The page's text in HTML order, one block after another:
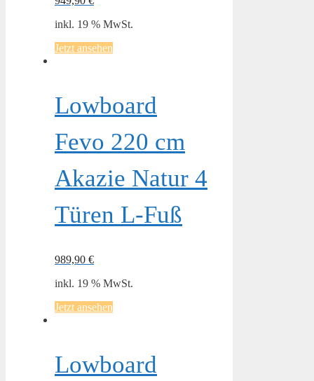
inkl. 19 % MwSt.
Jetzt ansehen
Lowboard
Fevo 220 cm
Akazie Natur 4
Türen L-Fuß
989,90 €
inkl. 19 % MwSt.
Jetzt ansehen
Lowboard